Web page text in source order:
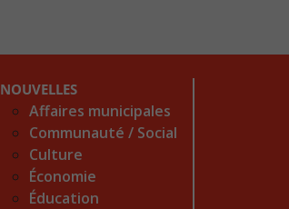
NOUVELLES
Affaires municipales
Communauté / Social
Culture
Économie
Éducation